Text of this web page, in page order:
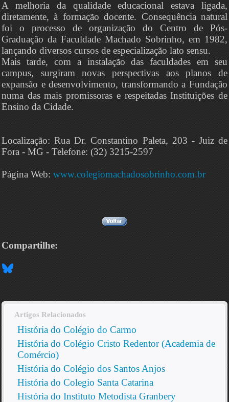
A melhoria da qualidade educacional estava ligada,
diretamente, à formação docente. Consequência natural
foi o processo de organização do Centro de Pós-
Graduação da Faculdade Machado Sobrinho, em 1982,
lançando diversos cursos de especialização lato sensu.
Mais tarde, com a instalação das faculdades em seu
campus, surgiram novas perspectivas aos planos de
expansão e desenvolvimento, transformando a Fundação
numa das mais promissoras e respeitadas Instituições de
Ensino da Cidade.
Localização: Rua Dr. Constantino Paleta, 203 - Juiz de
Fora - MG - Telefone: (32) 3215-2597
Página Web: www.colegiomachadosobrinho.com.br
Compartilhe:
Artigos Relacionados
História do Colégio do Carmo
História do Colégio Cristo Redentor (Academia de
Comércio)
História do Colégio dos Santos Anjos
História do Colegio Santa Catarina
História do Instituto Metodista Granbery